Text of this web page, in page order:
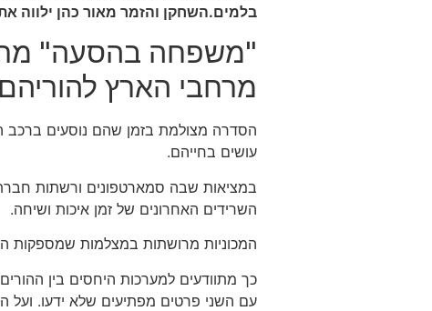
בלמים.השחקן והזמר מאור כהן ילווה
"משפחה בהסעה"
מרחבי הארץ
הסדרה מצולמת בזמן שהם נוסעים ברכב
עושים בחייהם.
במציאות שבה סמארטפונים ורשתות
השרידים האחרונים של זמן איכות ושיחה.
המכוניות מרושתות במצלמות שמספקות
כך מתוודעים למערכות היחסים בין
עם השני פרטים מפתיעים שלא ידעו.